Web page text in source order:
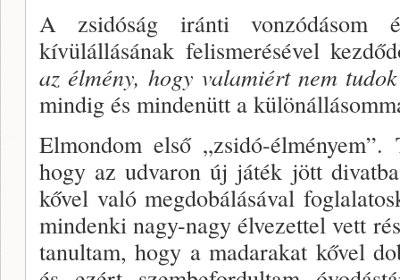
A zsidóság iránti vonzódásom
kívülállásának felis­merésével
az élmény, hogy valamiért nem
min­dig és mindenütt a
Elmondom első „zsidó-
hogy az ud­varon új játék jött
kővel való megdobálásával
mindenki nagy-nagy élvezettel vett
ta­nultam, hogy a madarakat kővel